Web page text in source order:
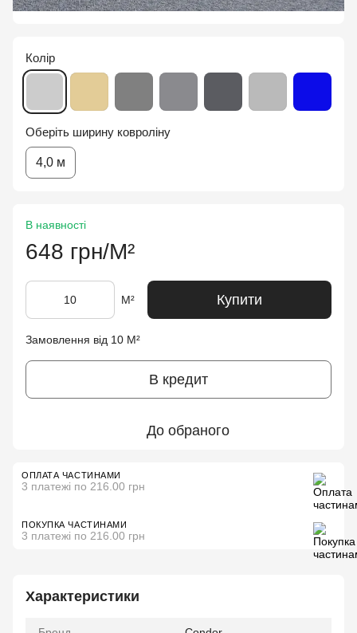
Колір
Оберіть ширину ковроліну
4,0 м
В наявності
648 грн/М²
М² Купити
Замовлення від 10 М²
В кредит
До обраного
ОПЛАТА ЧАСТИНАМИ
3 платежі по 216.00 грн
ПОКУПКА ЧАСТИНАМИ
3 платежі по 216.00 грн
Характеристики